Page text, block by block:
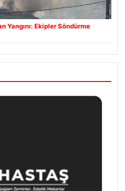
Yangını: Ekipler Söndürme